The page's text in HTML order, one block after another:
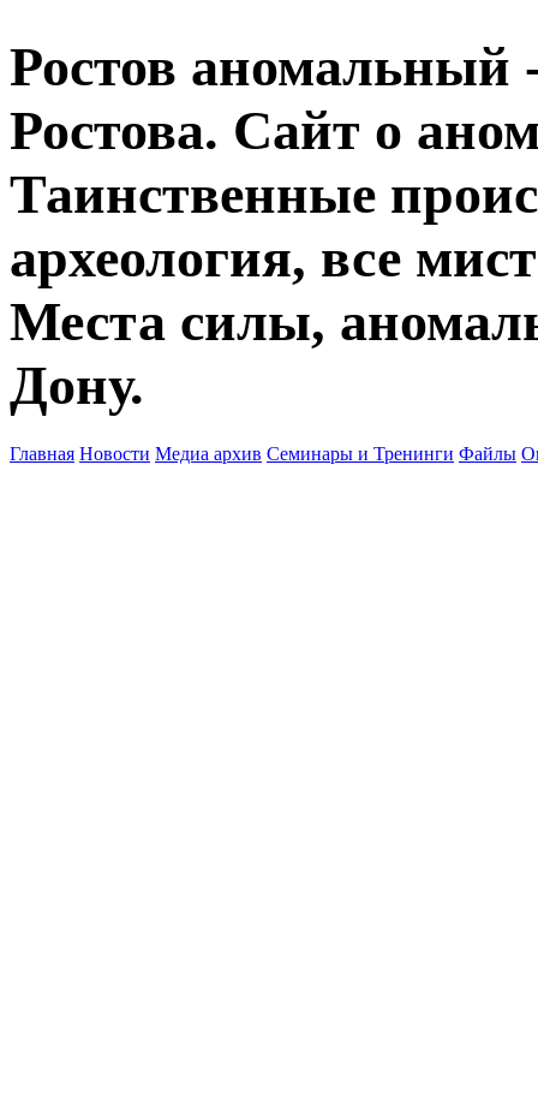
Ростов аномальный
Ростова. Сайт о
Таинственные
археология, все
Места силы,
Дону.
Главная Новости Медиа архив Семинары и Тренинги Файлы